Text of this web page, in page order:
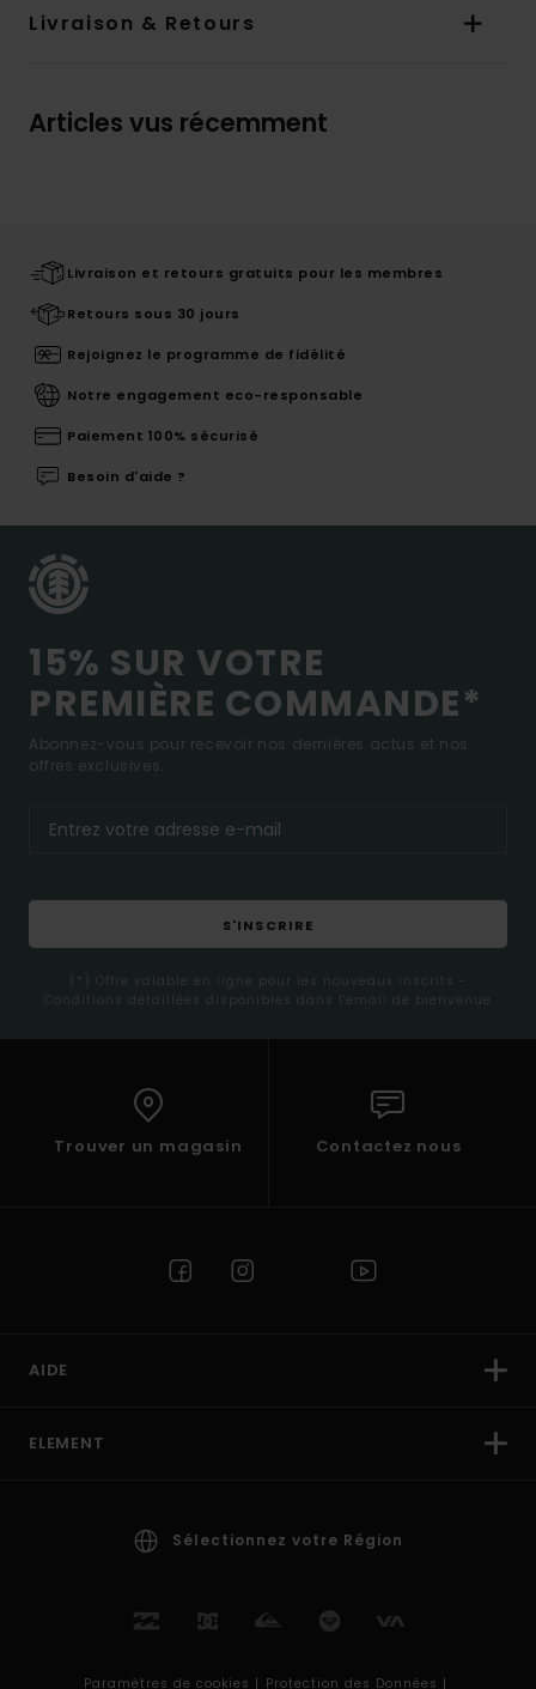
Livraison & Retours
Articles vus récemment
Livraison et retours gratuits pour les membres
Retours sous 30 jours
Rejoignez le programme de fidélité
Notre engagement eco-responsable
Paiement 100% sécurisé
Besoin d'aide ?
15% SUR VOTRE
PREMIÈRE COMMANDE*
Abonnez-vous pour recevoir nos dernières actus et nos
offres exclusives.
S'INSCRIRE
(*) Offre valable en ligne pour les nouveaux inscrits -
Conditions détaillées disponibles dans l'email de bienvenue
Trouver un magasin Contactez nous
AIDE
ELEMENT
Sélectionnez votre Région
Paramètres de cookies | Protection des Données |